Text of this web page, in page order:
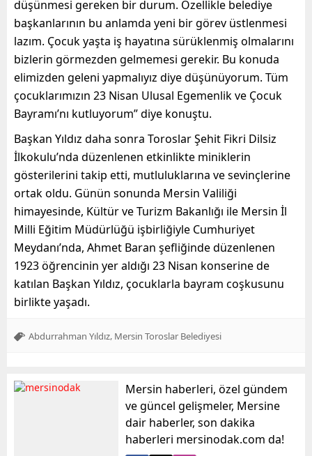
düşünmesi gereken bir durum. Özellikle belediye
başkanlarının bu anlamda yeni bir görev üstlenmesi
lazım. Çocuk yaşta iş hayatına sürüklenmiş olmalarını
bizlerin görmezden gelmemesi gerekir. Bu konuda
elimizden geleni yapmalıyız diye düşünüyorum. Tüm
çocuklarımızın 23 Nisan Ulusal Egemenlik ve Çocuk
Bayramı’nı kutluyorum” diye konuştu.
Başkan Yıldız daha sonra Toroslar Şehit Fikri Dilsiz
İlkokulu’nda düzenlenen etkinlikte miniklerin
gösterilerini takip etti, mutluluklarına ve sevinçlerine
ortak oldu. Günün sonunda Mersin Valiliği
himayesinde, Kültür ve Turizm Bakanlığı ile Mersin İl
Milli Eğitim Müdürlüğü işbirliğiyle Cumhuriyet
Meydanı’nda, Ahmet Baran şefliğinde düzenlenen
1923 öğrencinin yer aldığı 23 Nisan konserine de
katılan Başkan Yıldız, çocuklarla bayram coşkusunu
birlikte yaşadı.
Abdurrahman Yıldız Mersin Toroslar Belediyesi
Mersin haberleri, özel gündem
ve güncel gelişmeler, Mersine
dair haberler, son dakika
haberleri mersinodak.com da!